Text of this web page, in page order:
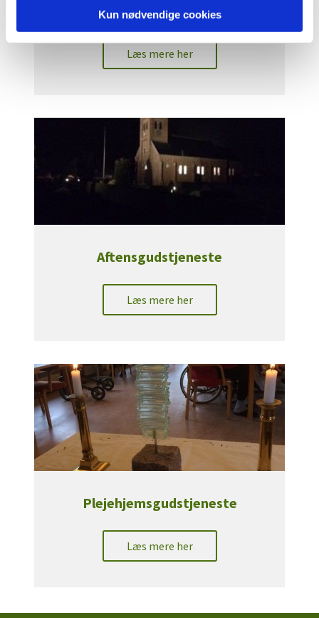
Kun nødvendige cookies
Ungdomsgudstjeneste
Læs mere her
Aftensgudstjeneste
Læs mere her
Plejehjemsgudstjeneste
Læs mere her